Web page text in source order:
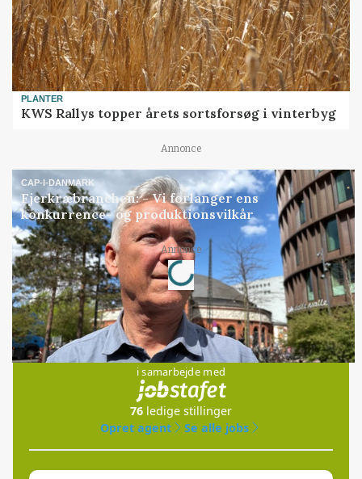
PLANTER
KWS Rallys topper årets sortsforsøg i vinterbyg
Annonce
CAP-I-DANMARK
Fjerkræbranchen: - Vi forlanger ens
konkurrence- og produktionsvilkår
Annonce
Loading...
Jobs
i samarbejde med
76 ledige stillinger
Opret agent
Se alle jobs